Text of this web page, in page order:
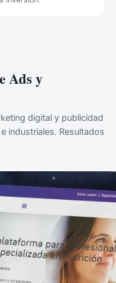
Ads y
digital y publicidad
industriales. Resultados